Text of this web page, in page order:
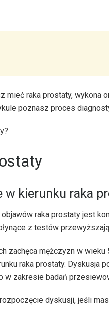
mieć raka prostaty, wykona
poznasz proces
w kierunku raka
raka prostaty jest
z testów
zachęca mężczyzn w
raka prostaty. Dyskusja
w zakresie badań
dyskusji, jeśli